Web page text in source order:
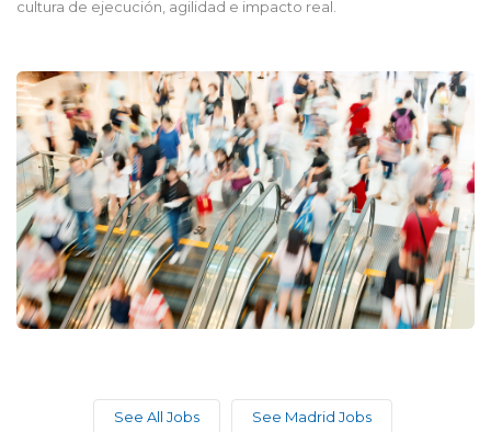
cultura de ejecución, agilidad e impacto real.
See All Jobs See Madrid Jobs